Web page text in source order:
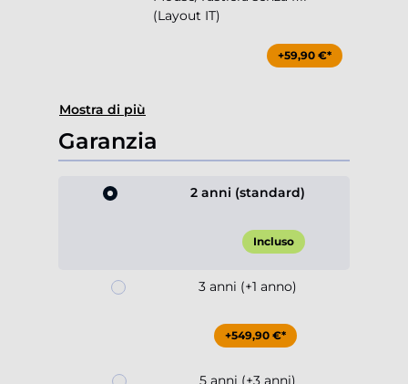
(Layout IT)
+59,90 €*
Mostra di più
Garanzia
2 anni (standard)
Incluso
3 anni (+1 anno)
+549,90 €*